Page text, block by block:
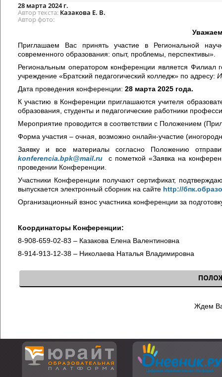
28 марта 2024 г.
Автор текста Казакова Е. В.
Автор фото
Приглашаем Вас принять участие в Региональной
современного образования: опыт, проблемы, перспективы».
Региональным оператором конференции является Филиал
учреждение «Братский педагогический колледж» по адресу:
Дата проведения конференции: 28 марта 2025 года.
К участию в Конференции приглашаются учителя
образования, студенты и педагогические работники
Мероприятие проводится в соответствии с Положением
Форма участия – очная, возможно онлайн-участие
Заявку и все материалы согласно Положению
konferencia.bpk@mail.ru
с пометкой «Заявка на
проведении Конференции.
Участники Конференции получают сертификат,
выпускается электронный сборник на сайте http://
Организационный взнос участника конференции за
Координаторы Конференции:
8-908-659-02-83 – Казакова Елена Валентиновна
8-914-913-12-38 – Николаева Наталья Владимировна
Ждем